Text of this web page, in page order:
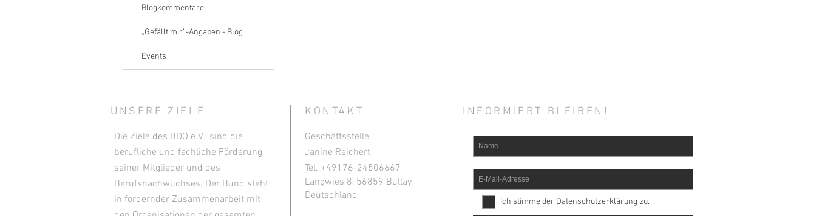
Blogkommentare
„Gefällt mir”-Angaben - Blog
Events
UNSERE ZIELE
Die Ziele des BDO e.V. sind die
berufliche und fachliche Förderung
seiner Mitglieder und des
Berufsnachwuchses. Der Bund steht
in fördernder Zusammenarbeit mit
KONTAKT
Geschäftsstelle
Janine Reichert
Tel. +49176-24506667
Langwies 8, 56859 Bullay
Deutschland
INFORMIERT BLEIBEN!
Ich stimme der Datenschutzerklärung zu.